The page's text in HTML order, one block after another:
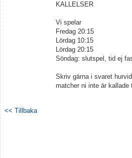
KALLELSER
Vi spelar
Fredag 20:15
Lördag 10:15
Lördag 20:15
Söndag: slutspel, tid ej
Skriv gärna i svaret
matcher ni inte är kallade
<< Tillbaka